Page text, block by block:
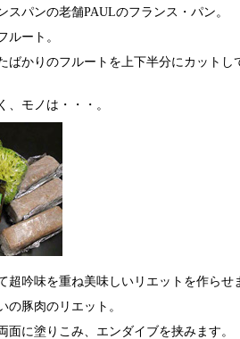
パンの老舗PAULのフランス・パン。
ルート。
ばかりのフルートを上下半分にカットし
、モノは・・・。
超吟味を重ね美味しいリエットを作らせ
の豚肉のリエット。
面に塗りこみ、エンダイブを挟みます。